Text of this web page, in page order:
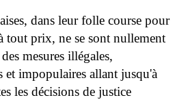
dans leur folle course pour
tout prix, ne se sont nullement
mesures illégales,
et impopulaires allant jusqu'à
les décisions de justice